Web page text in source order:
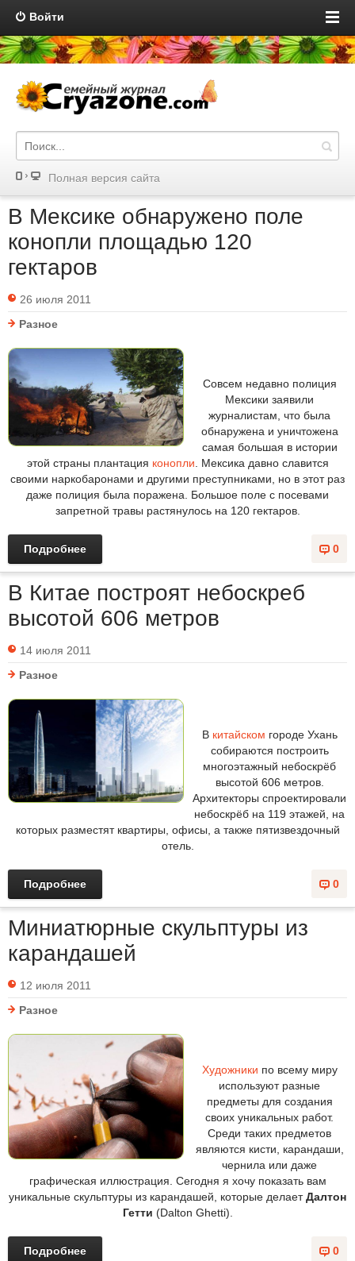
Войти
Полная версия сайта
В Мексике обнаружено поле
конопли площадью 120
гектаров
26 июля 2011
Разное
Совсем недавно полиция
Мексики заявили
журналистам, что была
обнаружена и уничтожена
самая большая в истории
этой страны плантация конопли . Мексика давно славится
своими наркобаронами и другими преступниками, но в этот раз
даже полиция была поражена. Большое поле с посевами
запретной травы растянулось на 120 гектаров.
0
Подробнее
В Китае построят небоскреб
высотой 606 метров
14 июля 2011
Разное
В китайском городе Ухань
собираются построить
многоэтажный небоскрёб
высотой 606 метров.
Архитекторы спроектировали
небоскрёб на 119 этажей, на
которых разместят квартиры, офисы, а также пятизвездочный
отель.
0
Подробнее
Миниатюрные скульптуры из
карандашей
12 июля 2011
Разное
Художники по всему миру
используют разные
предметы для создания
своих уникальных работ.
Среди таких предметов
являются кисти, карандаши,
чернила или даже
графическая иллюстрация. Сегодня я хочу показать вам
уникальные скульптуры из карандашей, которые делаетДалтон
Гетти (Dalton Ghetti).
0
Подробнее